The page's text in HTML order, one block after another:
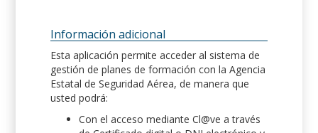
Información adicional
Esta aplicación permite acceder al sistema de
gestión de planes de formación con la Agencia
Estatal de Seguridad Aérea, de manera que
usted podrá:
Con el acceso mediante Cl@ve a través